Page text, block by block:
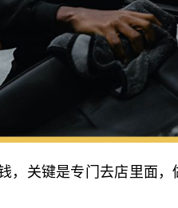
，关键是专门去店里面